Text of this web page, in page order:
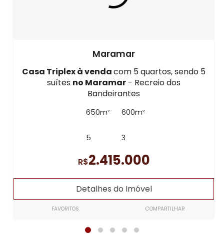
Maramar
Casa Triplex à vendacom 5 quartos, sendo 5
suítes no Maramar - Recreio dos
Bandeirantes
650m² 600m²
5 3
R$2.415.000
Detalhes do Imóvel
FAVORITOS COMPARTILHAR